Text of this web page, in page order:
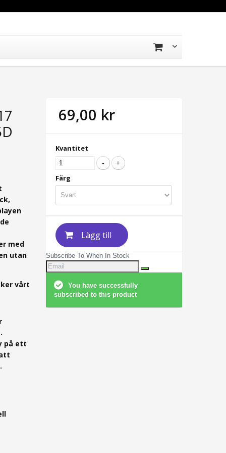
med
utan
vårt
på ett
69,00 kr
Kvantitet
Färg
Lägg till
Subscribe To When In Stock
You have successfully
subscribed to this product